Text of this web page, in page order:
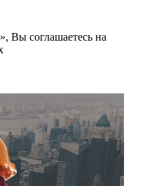
Вы соглашаетесь на